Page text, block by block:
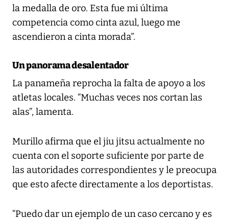
la medalla de oro. Esta fue mi última
competencia como cinta azul, luego me
ascendieron a cinta morada”.
Un panorama desalentador
La panameña reprocha la falta de apoyo a los
atletas locales. “Muchas veces nos cortan las
alas”, lamenta.
Murillo afirma que el jiu jitsu actualmente no
cuenta con el soporte suficiente por parte de
las autoridades correspondientes y le preocupa
que esto afecte directamente a los deportistas.
“Puedo dar un ejemplo de un caso cercano y es